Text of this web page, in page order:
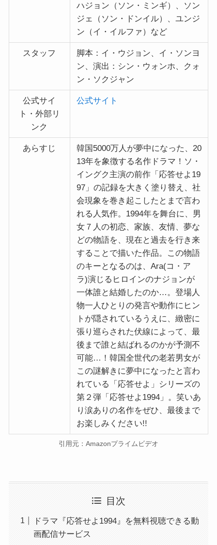
ハジョン（ソン・ミンギ）、ソン
ジェ（ソン・ドンイル）、ユンジ
ン（イ・イルファ）など
スタッフ
脚本：イ・ウジョン、イ・ソンヨ
ン、演出：シン・ウォンホ、クォ
ン・ソクジャン
公式サイ
ト・外部リ
ンク
公式サイト
あらすじ
韓国5000万人が夢中になった、20
13年を象徴する名作ドラマ！ソ・
イングク主演の前作「応答せよ19
97」の記録を大きく塗り替え、社
会現象を巻き起こしたとまで言わ
れる人気作。1994年を舞台に、男
女７人の初恋、家族、友情、夢な
どの物語を、現在と過去を行き来
することで描いた作品。この物語
のキーとなるのは、Ara(コ・ア
ラ)演じるヒロインのナジョンが
一体誰と結婚したのか…。登場人
物一人ひとりの発言や動作にヒン
トが隠されているうえに、緻密に
張り巡らされた伏線によって、最
後まで誰と結ばれるのかが予測不
可能…！韓国全世代の老若男女が
この謎解きに夢中になったと言わ
れている「応答せよ」シリーズの
第２弾「応答せよ1994」。笑いあ
り涙ありの名作をぜひ、最後まで
お楽しみください!!
引用元：Amazonプライムビデオ
目次
ドラマ『応答せよ1994』を無料視聴できる動
画配信サービス